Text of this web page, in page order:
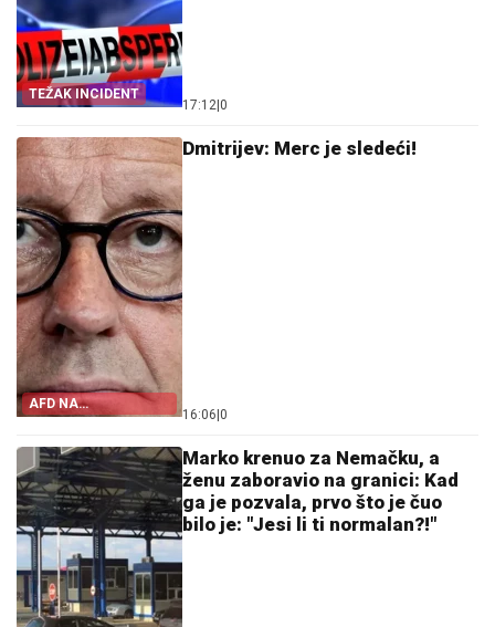
TEŽAK INCIDENT
17:12 0
AFD NA
ISTORIJSKOM
Dmitrijev: Merc je sledeći!
16:06 0
Marko krenuo za Nemačku, a
ženu zaboravio na granici: Kad
ga je pozvala, prvo što je čuo
bilo je: "Jesi li ti normalan?!"